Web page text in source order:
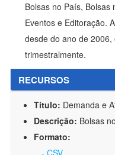
Bolsas no País, Bolsas
Eventos e Editoração.
desde do ano de
trimestralmente.
RECURSOS
Título: Demanda e
Descrição: Bolsas
Formato: